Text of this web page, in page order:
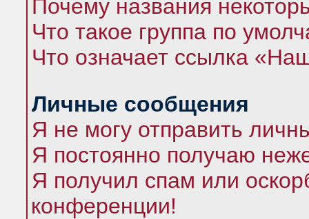
Почему названия
Что такое группа по
Что означает ссылка
Личные сообщения
Я не могу отправить
Я постоянно получаю
Я получил спам или
конференции!